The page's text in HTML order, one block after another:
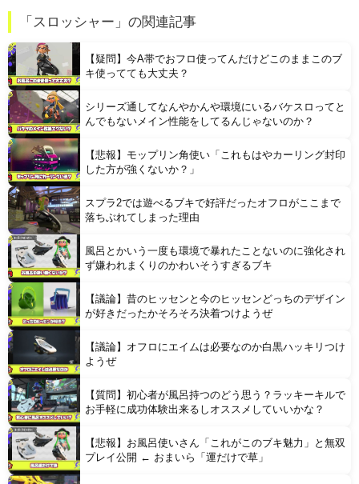
ジムニーノマド買ったオーナーの不具合報告内容がどれも独特すぎる模様…
Powered by livedoor 相互RSS
「スロッシャー」の関連記事
【疑問】今A帯でおフロ使ってんだけどこのままこのブ
キ使ってても大丈夫？
シリーズ通してなんやかんや環境にいるバケスロってと
んでもないメイン性能をしてるんじゃないのか？
【悲報】モップリン角使い「これもはやカーリング封印
した方が強くないか？」
スプラ2では遊べるブキで好評だったオフロがここまで
落ちぶれてしまった理由
風呂とかいう一度も環境で暴れたことないのに強化され
ず嫌われまくりのかわいそうすぎるブキ
【議論】昔のヒッセンと今のヒッセンどっちのデザイン
が好きだったかそろそろ決着つけようぜ
【議論】オフロにエイムは必要なのか白黒ハッキリつけ
ようぜ
【質問】初心者が風呂持つのどう思う？ラッキーキルで
お手軽に成功体験出来るしオススメしていいかな？
【悲報】お風呂使いさん「これがこのブキ魅力」と無双
プレイ公開 ← おまいら「運だけで草」